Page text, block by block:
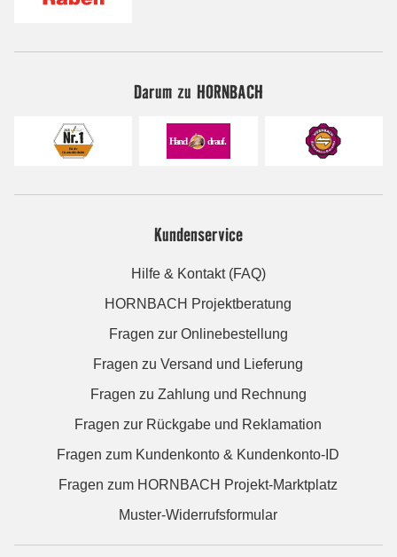
Darum zu HORNBACH
Kundenservice
Hilfe & Kontakt (FAQ)
HORNBACH Projektberatung
Fragen zur Onlinebestellung
Fragen zu Versand und Lieferung
Fragen zu Zahlung und Rechnung
Fragen zur Rückgabe und Reklamation
Fragen zum Kundenkonto & Kundenkonto-ID
Fragen zum HORNBACH Projekt-Marktplatz
Muster-Widerrufsformular